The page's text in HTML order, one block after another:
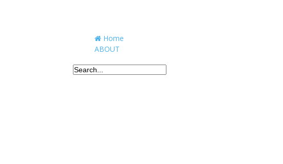
Home
ABOUT